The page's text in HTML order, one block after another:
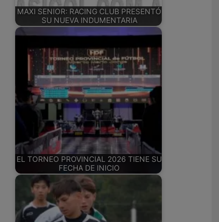
MAXI SENIOR: RACING CLUB PRESENTÓ
SU NUEVA INDUMENTARIA
EL TORNEO PROVINCIAL 2026 TIENE SU
FECHA DE INICIO